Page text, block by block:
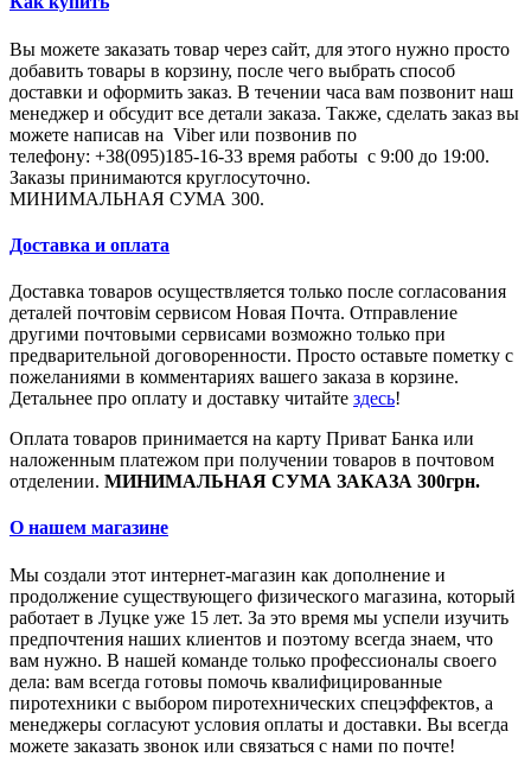
Вы можете заказать товар через сайт, для этого нужно просто
добавить товары в корзину, после чего выбрать способ
доставки и оформить заказ. В течении часа вам позвонит наш
менеджер и обсудит все детали заказа. Также, сделать заказ вы
можете написав на Viber или позвонив по
телефону: +38(095)185-16-33 время работы с 9:00 до 19:00.
Заказы принимаются круглосуточно.
МИНИМАЛЬНАЯ СУМА 300.
Доставка и оплата
Доставка товаров осуществляется только после согласования
деталей почтовім сервисом Новая Почта. Отправление
другими почтовыми сервисами возможно только при
предварительной договоренности. Просто оставьте пометку с
пожеланиями в комментариях вашего заказа в корзине.
Детальнее про оплату и доставку читайте здесь!
Оплата товаров принимается на карту Приват Банка или
наложенным платежом при получении товаров в почтовом
отделении. МИНИМАЛЬНАЯ СУМА ЗАКАЗА 300грн.
О нашем магазине
Мы создали этот интернет-магазин как дополнение и
продолжение существующего физического магазина, который
работает в Луцке уже 15 лет. За это время мы успели изучить
предпочтения наших клиентов и поэтому всегда знаем, что
вам нужно. В нашей команде только профессионалы своего
дела: вам всегда готовы помочь квалифицированные
пиротехники с выбором пиротехнических спецэффектов, а
менеджеры согласуют условия оплаты и доставки. Вы всегда
можете заказать звонок или связаться с нами по почте!